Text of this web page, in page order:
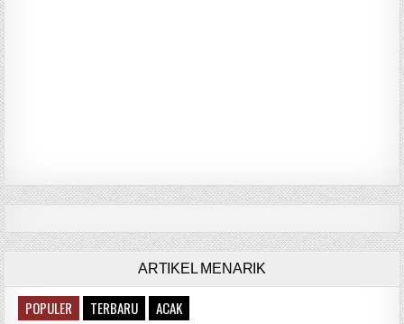
ARTIKEL MENARIK
POPULER TERBARU ACAK